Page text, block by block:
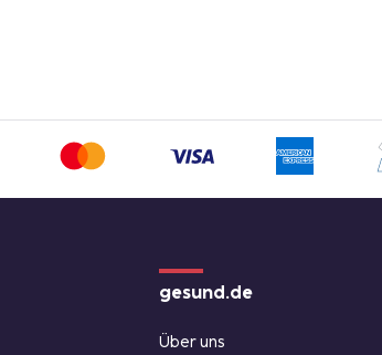
gesund.de
Über uns